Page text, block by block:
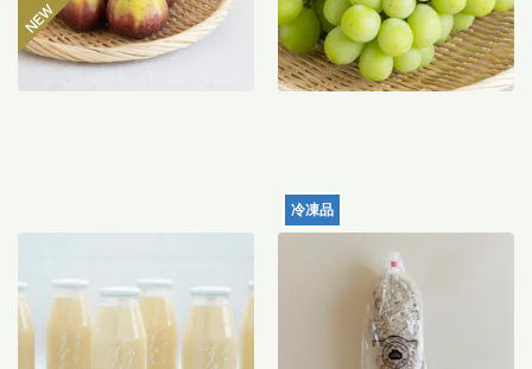
甘酒すぱっしゅ
送料込 3,560
冷凍品
れんこん生中華麺 120g×5